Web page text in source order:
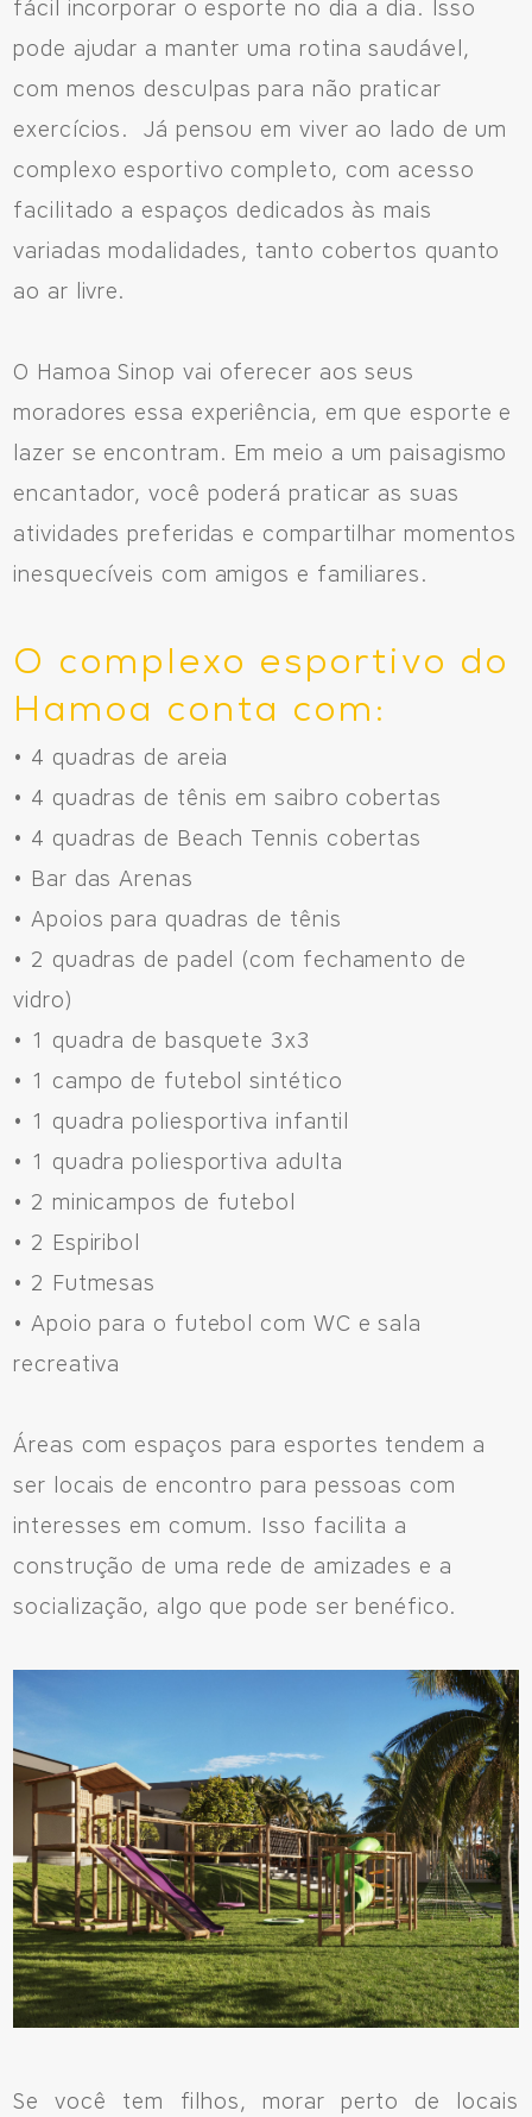
fácil incorporar o esporte no dia a dia. Isso
pode ajudar a manter uma rotina saudável,
com menos desculpas para não praticar
exercícios. Já pensou em viver ao lado de um
complexo esportivo completo, com acesso
facilitado a espaços dedicados às mais
variadas modalidades, tanto cobertos quanto
ao ar livre.
O Hamoa Sinop vai oferecer aos seus
moradores essa experiência, em que esporte e
lazer se encontram. Em meio a um paisagismo
encantador, você poderá praticar as suas
atividades preferidas e compartilhar momentos
inesquecíveis com amigos e familiares.
O complexo esportivo do
Hamoa conta com:
• 4 quadras de areia
• 4 quadras de tênis em saibro cobertas
• 4 quadras de Beach Tennis cobertas
• Bar das Arenas
• Apoios para quadras de tênis
• 2 quadras de padel (com fechamento de
vidro)
• 1 quadra de basquete 3x3
• 1 campo de futebol sintético
• 1 quadra poliesportiva infantil
• 1 quadra poliesportiva adulta
• 2 minicampos de futebol
• 2 Espiribol
• 2 Futmesas
• Apoio para o futebol com WC e sala
recreativa
Áreas com espaços para esportes tendem a
ser locais de encontro para pessoas com
interesses em comum. Isso facilita a
construção de uma rede de amizades e a
socialização, algo que pode ser benéfico.
Se você tem filhos, morar perto de locais